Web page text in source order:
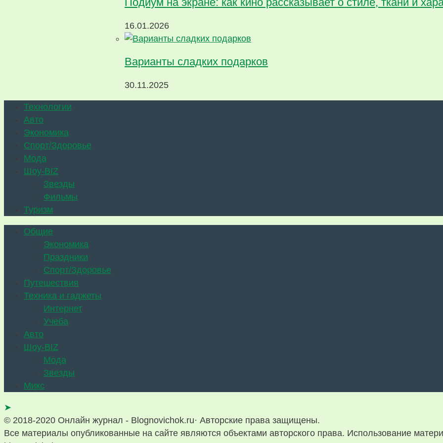
16.01.2026
Варианты сладких подарков
30.11.2025
Технологии
Авто
Экономика
Спорт/Здоровье
Мода
Шоу-BIZ
Звезды
Фильмы
Туризм
Общие
Экономика
Праздники
Спорт/Здоровье
Путешествия
Техника и гаджеты
Интернет
Учеба
Авто
Шоу-BIZ
Мода
Звезды
Микс
➤
© 2018-2020 Онлайн журнал - Blognovichok.ru· Авторские права защищены.
Все материалы опубликованные на сайте являются объектами авторского права. Использование